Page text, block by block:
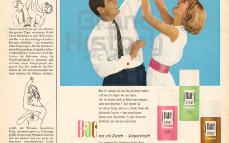
Bac Henkel Central Eastern Europe GmbH